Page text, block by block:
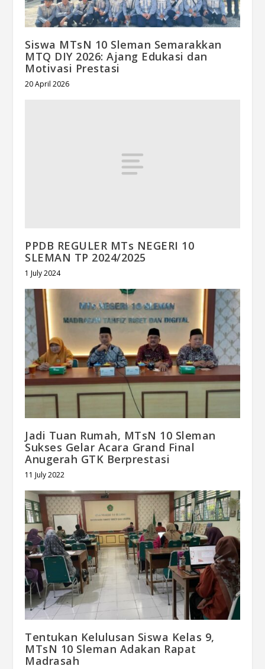
Siswa MTsN 10 Sleman Semarakkan
MTQ DIY 2026: Ajang Edukasi dan
Motivasi Prestasi
20 April 2026
PPDB REGULER MTs NEGERI 10
SLEMAN TP 2024/2025
1 July 2024
Jadi Tuan Rumah, MTsN 10 Sleman
Sukses Gelar Acara Grand Final
Anugerah GTK Berprestasi
11 July 2022
Tentukan Kelulusan Siswa Kelas 9,
MTsN 10 Sleman Adakan Rapat
Madrasah